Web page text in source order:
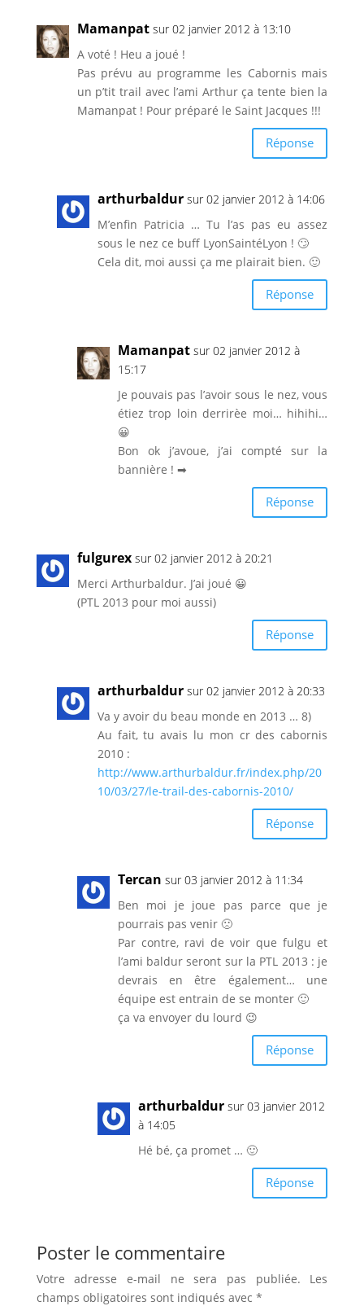
Mamanpat sur 02 janvier 2012 à 13:10
A voté ! Heu a joué !
Pas prévu au programme les Cabornis mais
un p’tit trail avec l’ami Arthur ça tente bien la
Mamanpat ! Pour préparé le Saint Jacques !!!
Réponse
arthurbaldur sur 02 janvier 2012 à 14:06
M’enfin Patricia … Tu l’as pas eu assez
sous le nez ce buff LyonSaintéLyon ! 🙄
Cela dit, moi aussi ça me plairait bien. 🙂
Réponse
Mamanpat sur 02 janvier 2012 à
15:17
Je pouvais pas l’avoir sous le nez, vous
étiez trop loin derrirèe moi… hihihi…
😀
Bon ok j’avoue, j’ai compté sur la
bannière ! ➡
Réponse
fulgurex sur 02 janvier 2012 à 20:21
Merci Arthurbaldur. J’ai joué 😀
(PTL 2013 pour moi aussi)
Réponse
arthurbaldur sur 02 janvier 2012 à 20:33
Va y avoir du beau monde en 2013 … 8)
Au fait, tu avais lu mon cr des cabornis
2010 :
http://www.arthurbaldur.fr/index.php/20
10/03/27/le-trail-des-cabornis-2010/
Réponse
Tercan sur 03 janvier 2012 à 11:34
Ben moi je joue pas parce que je
pourrais pas venir 🙁
Par contre, ravi de voir que fulgu et
l’ami baldur seront sur la PTL 2013 : je
devrais en être également… une
équipe est entrain de se monter 🙂
ça va envoyer du lourd 😉
Réponse
arthurbaldur sur 03 janvier 2012
à 14:05
Hé bé, ça promet … 🙂
Réponse
Poster le commentaire
Votre adresse e-mail ne sera pas publiée.
Les
champs obligatoires sont indiqués avec *